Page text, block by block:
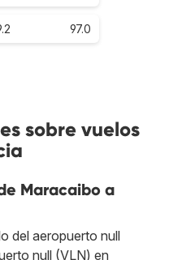
97.0
sobre vuelos
Maracaibo a
del aeropuerto null
null (VLN) en